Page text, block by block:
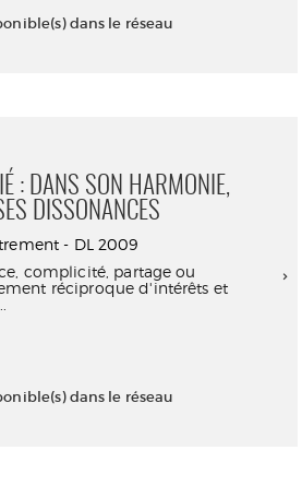
dans le réseau
: DANS SON HARMONIE,
DISSONANCES
- DL 2009
complicité, partage ou
réciproque d'intérêts et
dans le réseau